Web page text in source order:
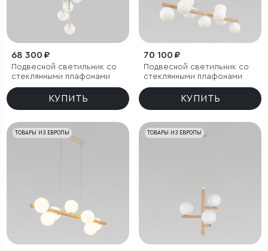
68 300 ₽
Подвесной светильник со
стеклянными плафонами
КУПИТЬ
70 100 ₽
Подвесной светильник со
стеклянными плафонами
КУПИТЬ
ТОВАРЫ ИЗ ЕВРОПЫ ТОВАРЫ ИЗ ЕВРОПЫ